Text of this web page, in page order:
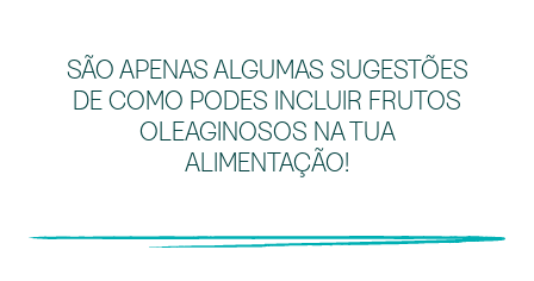
SÃO APENAS ALGUMAS SUGESTÕES
DE COMO PODES INCLUIR FRUTOS
OLEAGINOSOS NA TUA
ALIMENTAÇÃO!